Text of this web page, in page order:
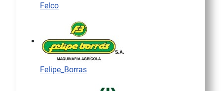
Felco
Felipe_Borras